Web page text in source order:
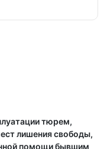
тюрем,
лишения свободы,
помощи бывшим